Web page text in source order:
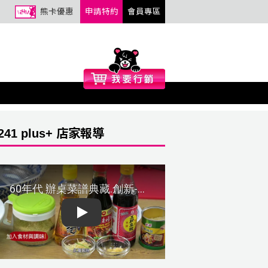
熊卡優惠 申請特約 會員專區
plus+ 店家報導